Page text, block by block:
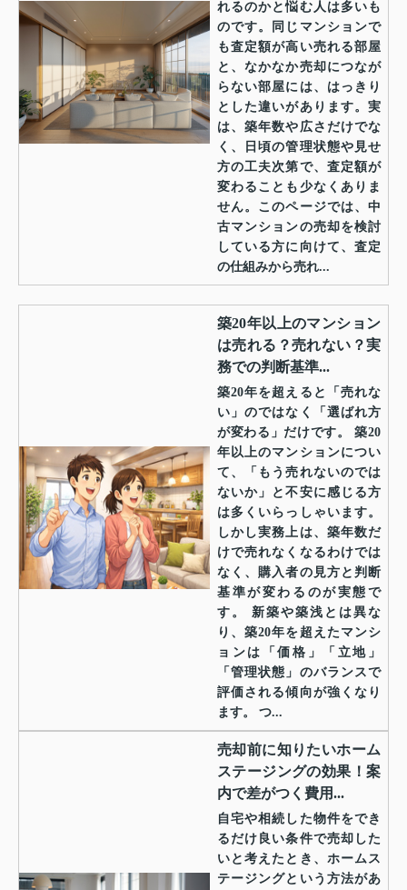
れるのかと悩む人は多いも
のです。同じマンションで
も査定額が高い売れる部屋
と、なかなか売却につなが
らない部屋には、はっきり
とした違いがあります。実
は、築年数や広さだけでな
く、日頃の管理状態や見せ
方の工夫次第で、査定額が
変わることも少なくありま
せん。このページでは、中
古マンションの売却を検討
している方に向けて、査定
の仕組みから売れ...
築20年以上のマンション
は売れる？売れない？実
務での判断基準...
築20年を超えると「売れな
い」のではなく「選ばれ方
が変わる」だけです。 築20
年以上のマンションについ
て、「もう売れないのでは
ないか」と不安に感じる方
は多くいらっしゃいます。
しかし実務上は、築年数だ
けで売れなくなるわけでは
なく、購入者の見方と判断
基準が変わるのが実態で
す。 新築や築浅とは異な
り、築20年を超えたマンシ
ョンは「価格」「立地」
「管理状態」のバランスで
評価される傾向が強くなり
ます。 つ...
売却前に知りたいホーム
ステージングの効果！案
内で差がつく費用...
自宅や相続した物件をでき
るだけ良い条件で売却した
いと考えたとき、ホームス
テージングという方法があ